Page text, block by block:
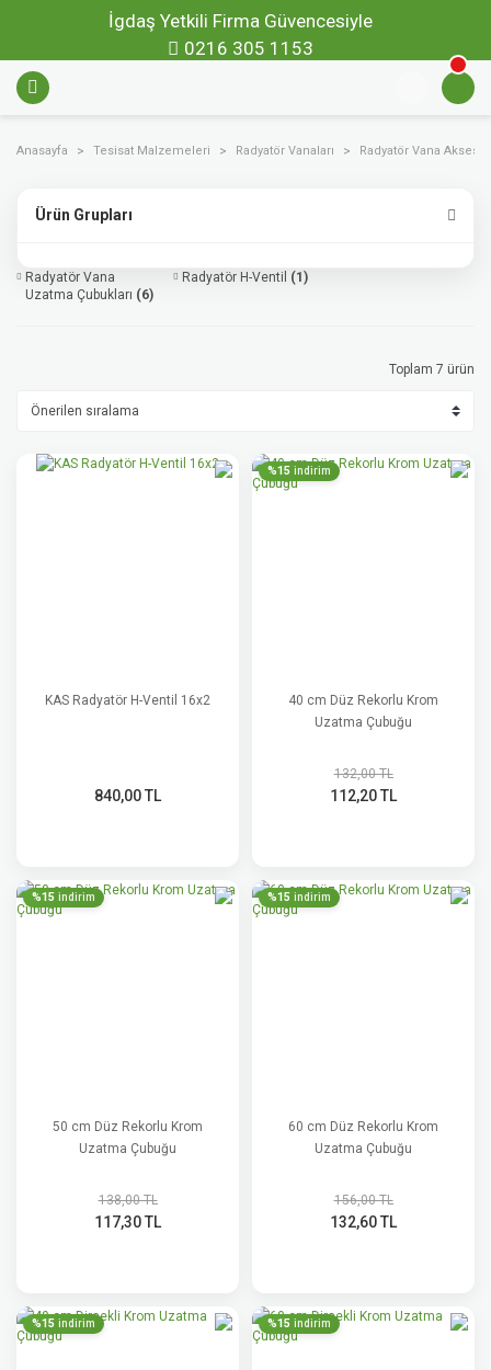
İgdaş Yetkili Firma Güvencesiyle
0216 305 1153
Anasayfa Tesisat Malzemeleri Radyatör Vanaları Radyatör Vana
Ürün Grupları
Radyatör Vana
Uzatma Çubukları (6)
Radyatör H-Ventil (1)
Toplam 7 ürün
KAS Radyatör H-Ventil 16x2
840,00 TL
%15 indirim
40 cm Düz Rekorlu Krom
Uzatma Çubuğu
132,00 TL
112,20 TL
%15 indirim
50 cm Düz Rekorlu Krom
Uzatma Çubuğu
138,00 TL
117,30 TL
%15 indirim
60 cm Düz Rekorlu Krom
Uzatma Çubuğu
156,00 TL
132,60 TL
%15 indirim %15 indirim